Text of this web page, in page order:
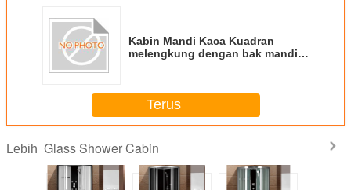
Kabin Mandi Kaca Kuadran
melengkung dengan bak mandi
Terus
Lebih Glass Shower Cabin